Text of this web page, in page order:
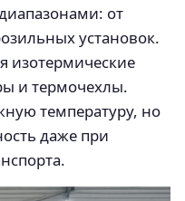
от
установок.
изотермические
и термочехлы.
температуру, но
даже при